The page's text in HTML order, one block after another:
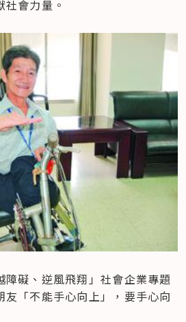
會力量。
障礙、逆風飛翔」社會企業專題
友「不能手心向上」，要手心向